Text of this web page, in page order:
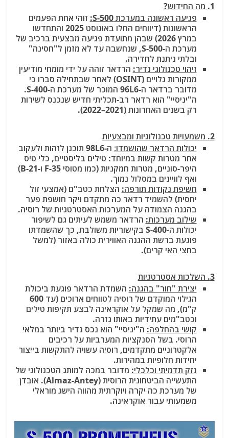
1. מה החידוש?
פגיעה ראשונה במערכת S-500:
זוהי אחת הפעמים
הראשונות (דיווחים החלו באוגוסט 2025 והתחדשו
במרץ 2026) שבהן מתועדת פגיעה מבצעית ברכיב של
מערכת ה-S-500, שנחשבה עד לא מזמן ל"חסינה"
ובלתי ניתנת לחדירה.
זיהוי טכנולוגי נדיר: הרדאר זוהה על ידי מומחי מודיעין
ממקורות גלויים (OSINT) לאחר שבתחילה סברו כי
מדובר ברדאר ה-96L6 המוכר של מערכת ה-S-400.
ה"יניסיי" הוא רדאר רב-תכליתי חדיש שנכנס לשירות
רק בשנים האחרונות (2021–2022).
2. משמעויות טכנולוגיות ומבצעיות
יכולות הרדאר שהושמדו:
ה-98L6 תוכנן לזהות ולעקוב
אחר מטרות קשות במיוחד: טילים בליסטיים, כלי טיס
היפר-סוניים, מטרות חמקניות (כמו מטוסי F-35 ו-B-21)
ואף לוויינים במסלול נמוך.
חשיפת נקודות תורפה: הצלחת כטב"ם (אמצעי זול
יחסית) להשמיד רדאר כה מתקדם ויקר חושפת פער
בהגנה הצמודה על המערכות האסטרטגיות של רוסיה.
שילוב מערכות: הרדאר משמש לעיתים גם לשיפור
יכולות ה-S-400 בקישוריות משולבת, כך שהשמדתו
פוגעת ברשת ההגנה האווירית כולה באזור (למשל
בחצי האי קרים).
3. השלכות אסטרטגיות
יצירת "חור" בהגנה: השמדת הרדאר פוגעת ביכולת
הגילוי המוקדם של רוסיה לטווחים ארוכים (עד 600
ק"מ), מה שמקל על אוקראינה לבצע תקיפות טילים
וכטב"מים עתידיות באותו גזרה.
קושי בהחלפה: ה"יניסיי" הוא נכס נדיר ביותר במלאי
הרוסי. בשל הסנקציות המערביות על רכיבים
אלקטרוניים מתקדמים, רוסיה עשויה להתקשות בייצור
יחידות חלופיות במהירות.
נזק תדמיתי וכלכלי: מדובר במכה למותג הטכנולוגי של
התעשייה הביטחונית הרוסית (Almaz-Antey). אובדן
של מערכת כה יקרה ויוקרתית מהווה הישג מוראלי
משמעותי עבור אוקראינה.